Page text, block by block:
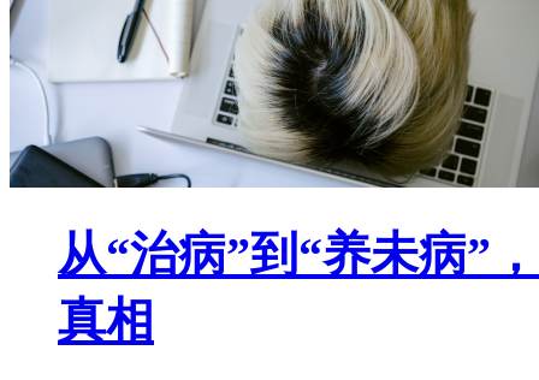
从“治病”到“养未病”
真相